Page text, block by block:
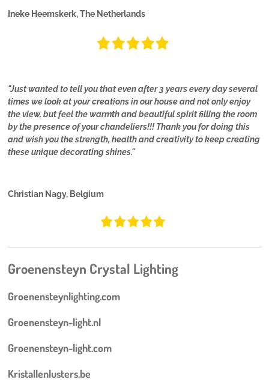
Ineke Heemskerk, The Netherlands
"Just wanted to tell you that even after 3 years every day several
times we look at your creations in our house and not only enjoy
the view, but feel the warmth and beautiful spirit filling the room
by the presence of your chandeliers!!! Thank you for doing this
and wish you the strength, health and creativity to keep creating
these unique decorating shines."
Christian Nagy, Belgium
Groenensteyn Crystal Lighting
Groenensteynlighting.com
Groenensteyn-light.nl
Groenensteyn-light.com
Kristallenlusters.be